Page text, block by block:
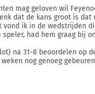
mag geloven wil
dat de kans groot is
vond ik in de wedstrijden
had hem graag bij
na 31-8 beoordelen op
nog genoeg